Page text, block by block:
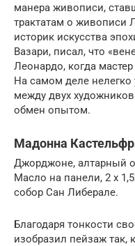
манера живописи,
трактатам о живописи
историк искусства
Вазари, писал, что
Леонардо, когда
На самом деле нелегко
между двух
обмен опытом.
Мадонна
Джорджоне, алтарный
Масло на панели, 2 x
собор Сан Либерале.
Благодаря тонкости
изобразил пейзаж так,